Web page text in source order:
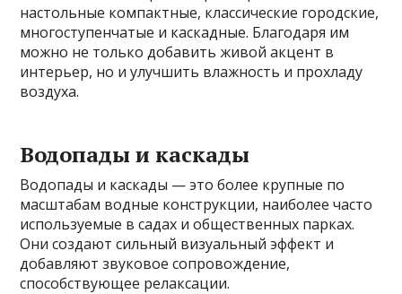
настольные компактные, классические городские,
многоступенчатые и каскадные. Благодаря им
можно не только добавить живой акцент в
интерьер, но и улучшить влажность и прохладу
воздуха.
Водопады и каскады
Водопады и каскады — это более крупные по
масштабам водные конструкции, наиболее часто
используемые в садах и общественных парках.
Они создают сильный визуальный эффект и
добавляют звуковое сопровождение,
способствующее релаксации.